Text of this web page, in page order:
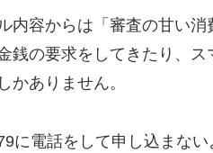
内容からは「審査の甘い
銭の要求をしてきたり、
かありません。
に電話をして申し込まない